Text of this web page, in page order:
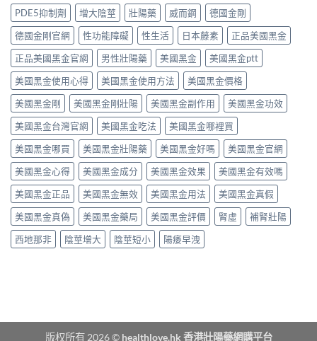
析：
從
秒
出
到
持
久
30
分，
雙
效
機
制
與
安
全
用
法
完
整
非
液
態
劑
型
的
真
相、
用
法
與
香
港
法
律
紅
線〉
中
值
得
買？
藥
效
持
續
時
間、
正
確
用
法
與
副
作
用
完
整
評
測
真．
有
咁
勁？
醫
師
話
「目
前
PE
最
有
效
之
一」
係
邊
層
意
思，
邊
PDE5抑制劑 增大陰莖 壯陽藥 威而鋼
德國金剛
德國金剛官網
性功能障礙 性生活 日本藤素
正品美國黑金
正品美國黑金官網
男性壯陽藥 美國黑金
美國黑金ptt
美國黑金使用心得
美國黑金使用方法
美國黑金價格
美國黑金剛
美國黑金剛壯陽 美國黑金副作用
美國黑金功效
美國黑金台灣官網
美國黑金吃法
美國黑金哪裡買
美國黑金哪買
美國黑金壯陽藥 美國黑金好嗎
美國黑金官網
美國黑金心得
美國黑金成分 美國黑金效果
美國黑金有效嗎
美國黑金正品
美國黑金無效 美國黑金用法
美國黑金真假
美國黑金真偽
美國黑金藥局 美國黑金評價 腎虛
補腎壯陽
西地那非
陰莖增大 陰莖短小 陽痿早洩
版权所有 2026 © healthlove.hk 香港壯陽藥網購平台